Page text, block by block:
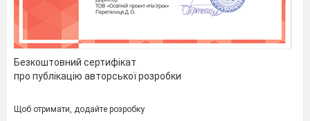
Безкоштовний сертифікат
про публікацію авторської розробки
Щоб отримати, додайте розробку